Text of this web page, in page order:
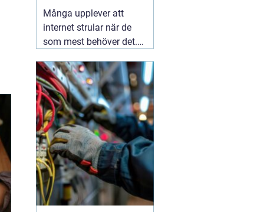
Många upplever att
internet strular när de
som mest behöver det.
videos hackar och
uppkopplingen faller
bort utan förvarning.
Ofta handlar det inte om
att internetleverantören
är dålig, utan01 augusti
2026